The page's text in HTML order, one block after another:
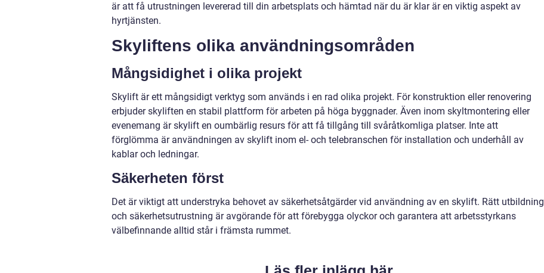
är att få utrustningen levererad till din arbetsplats och hämtad när du är klar är en viktig aspekt av
hyrtjänsten.
Skyliftens olika användningsområden
Mångsidighet i olika projekt
Skylift är ett mångsidigt verktyg som används i en rad olika projekt. För konstruktion eller renovering
erbjuder skyliften en stabil plattform för arbeten på höga byggnader. Även inom skyltmontering eller
evenemang är skylift en oumbärlig resurs för att få tillgång till svåråtkomliga platser. Inte att
förglömma är användningen av skylift inom el- och telebranschen för installation och underhåll av
kablar och ledningar.
Säkerheten först
Det är viktigt att understryka behovet av säkerhetsåtgärder vid användning av en skylift. Rätt utbildning
och säkerhetsutrustning är avgörande för att förebygga olyckor och garantera att arbetsstyrkans
välbefinnande alltid står i främsta rummet.